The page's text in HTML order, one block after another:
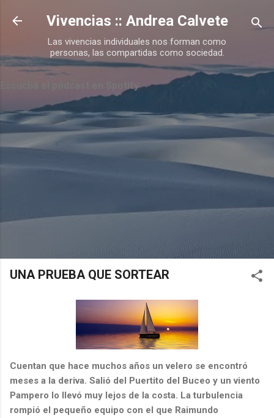
Ir al contenido principal
Vivencias :: Andrea Calvete
Las vivencias individuales nos forman como
personas, las compartidas como sociedad.
Escuchá el podcast en Spotify
UNA PRUEBA QUE SORTEAR
Cuentan que hace muchos años un velero se encontró
meses a la deriva. Salió del Puertito del Buceo y un viento
Pampero lo llevó muy lejos de la costa. La turbulencia
rompió el pequeño equipo con el que Raimundo